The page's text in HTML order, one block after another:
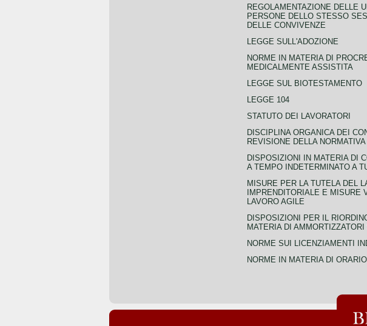
REGOLAMENTAZIONE DELLE
PERSONE DELLO STESSO
DELLE CONVIVENZE
LEGGE SULL'ADOZIONE
NORME IN MATERIA DI
MEDICALMENTE ASSISTITA
LEGGE SUL BIOTESTAMENTO
LEGGE 104
STATUTO DEI LAVORATORI
DISCIPLINA ORGANICA DEI
REVISIONE DELLA
DISPOSIZIONI IN MATERIA DI
A TEMPO INDETERMINATO A
MISURE PER LA TUTELA DEL
IMPRENDITORIALE E MISURE
LAVORO AGILE
DISPOSIZIONI PER IL
MATERIA DI AMMORTIZZATORI
NORME SUI LICENZIAMENTI
NORME IN MATERIA DI